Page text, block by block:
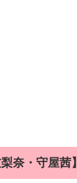
奈・守屋茜】